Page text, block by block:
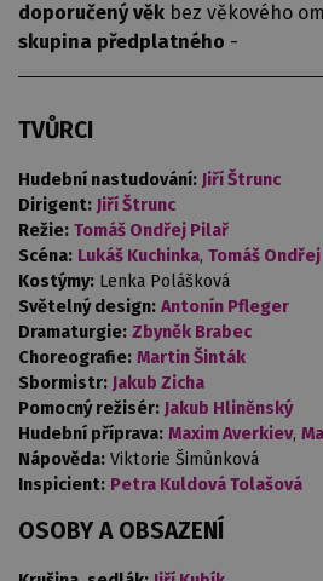
doporučený věk bez věkového
skupina předplatného -
TVŮRCI
Hudební nastudování: Jiří Štrunc
Dirigent: Jiří Štrunc
Režie: Tomáš Ondřej Pilař
Scéna: Lukáš Kuchinka, Tomáš
Kostýmy: Lenka Polášková
Světelný design: Antonín Pfleger
Dramaturgie: Zbyněk Brabec
Choreografie: Martin Šinták
Sbormistr: Jakub Zicha
Pomocný režisér: Jakub Hliněnský
Hudební příprava: Maxim Averkiev,
Nápověda: Viktorie Šimůnková
Inspicient: Petra Kuldová Tolašová
OSOBY A OBSAZENÍ